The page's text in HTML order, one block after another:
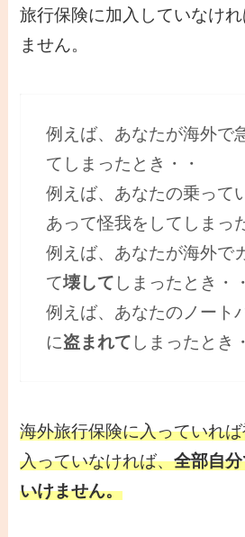
旅行保険に加入していなけ
ません。
例えば、あなたが海外で
てしまったとき・・
例えば、あなたの乗って
あって怪我をしてしまっ
例えば、あなたが海外で
て壊して しまったとき・・
例えば、あなたのノート
に盗まれて しまったとき
海外旅行保険に入っていれ
入っていなければ、全部自
いけません。